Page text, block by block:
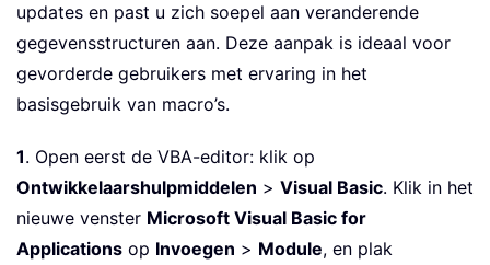
updates en past u zich soepel aan veranderende
gegevensstructuren aan. Deze aanpak is ideaal voor
gevorderde gebruikers met ervaring in het
basisgebruik van macro’s.
1. Open eerst de VBA-editor: klik op
Ontwikkelaarshulpmiddelen > Visual Basic. Klik in het
nieuwe venster Microsoft Visual Basic for
Applications op Invoegen > Module, en plak